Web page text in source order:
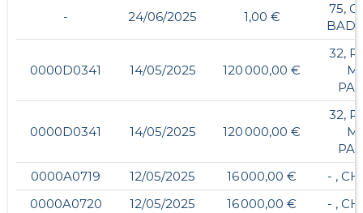
- 24/06/2025 1,00 €
75,
0000D0341 14/05/2025 120 000,00 €
32,
0000D0341 14/05/2025 120 000,00 €
32,
0000A0719
12/05/2025 16 000,00 €
- ,
0000A0720
12/05/2025 16 000,00 € - ,